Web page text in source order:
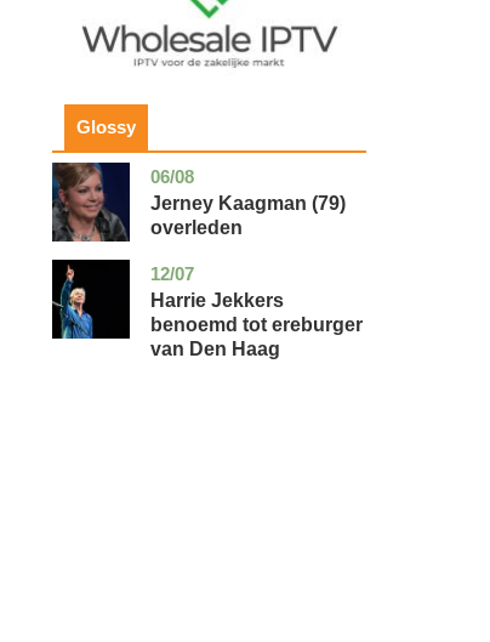
Glossy
06/08
noord-
holland
glossy
Jerney Kaagman (79)
overleden
12/07
zuid-
holland
glossy
Harrie Jekkers
benoemd tot ereburger
van Den Haag